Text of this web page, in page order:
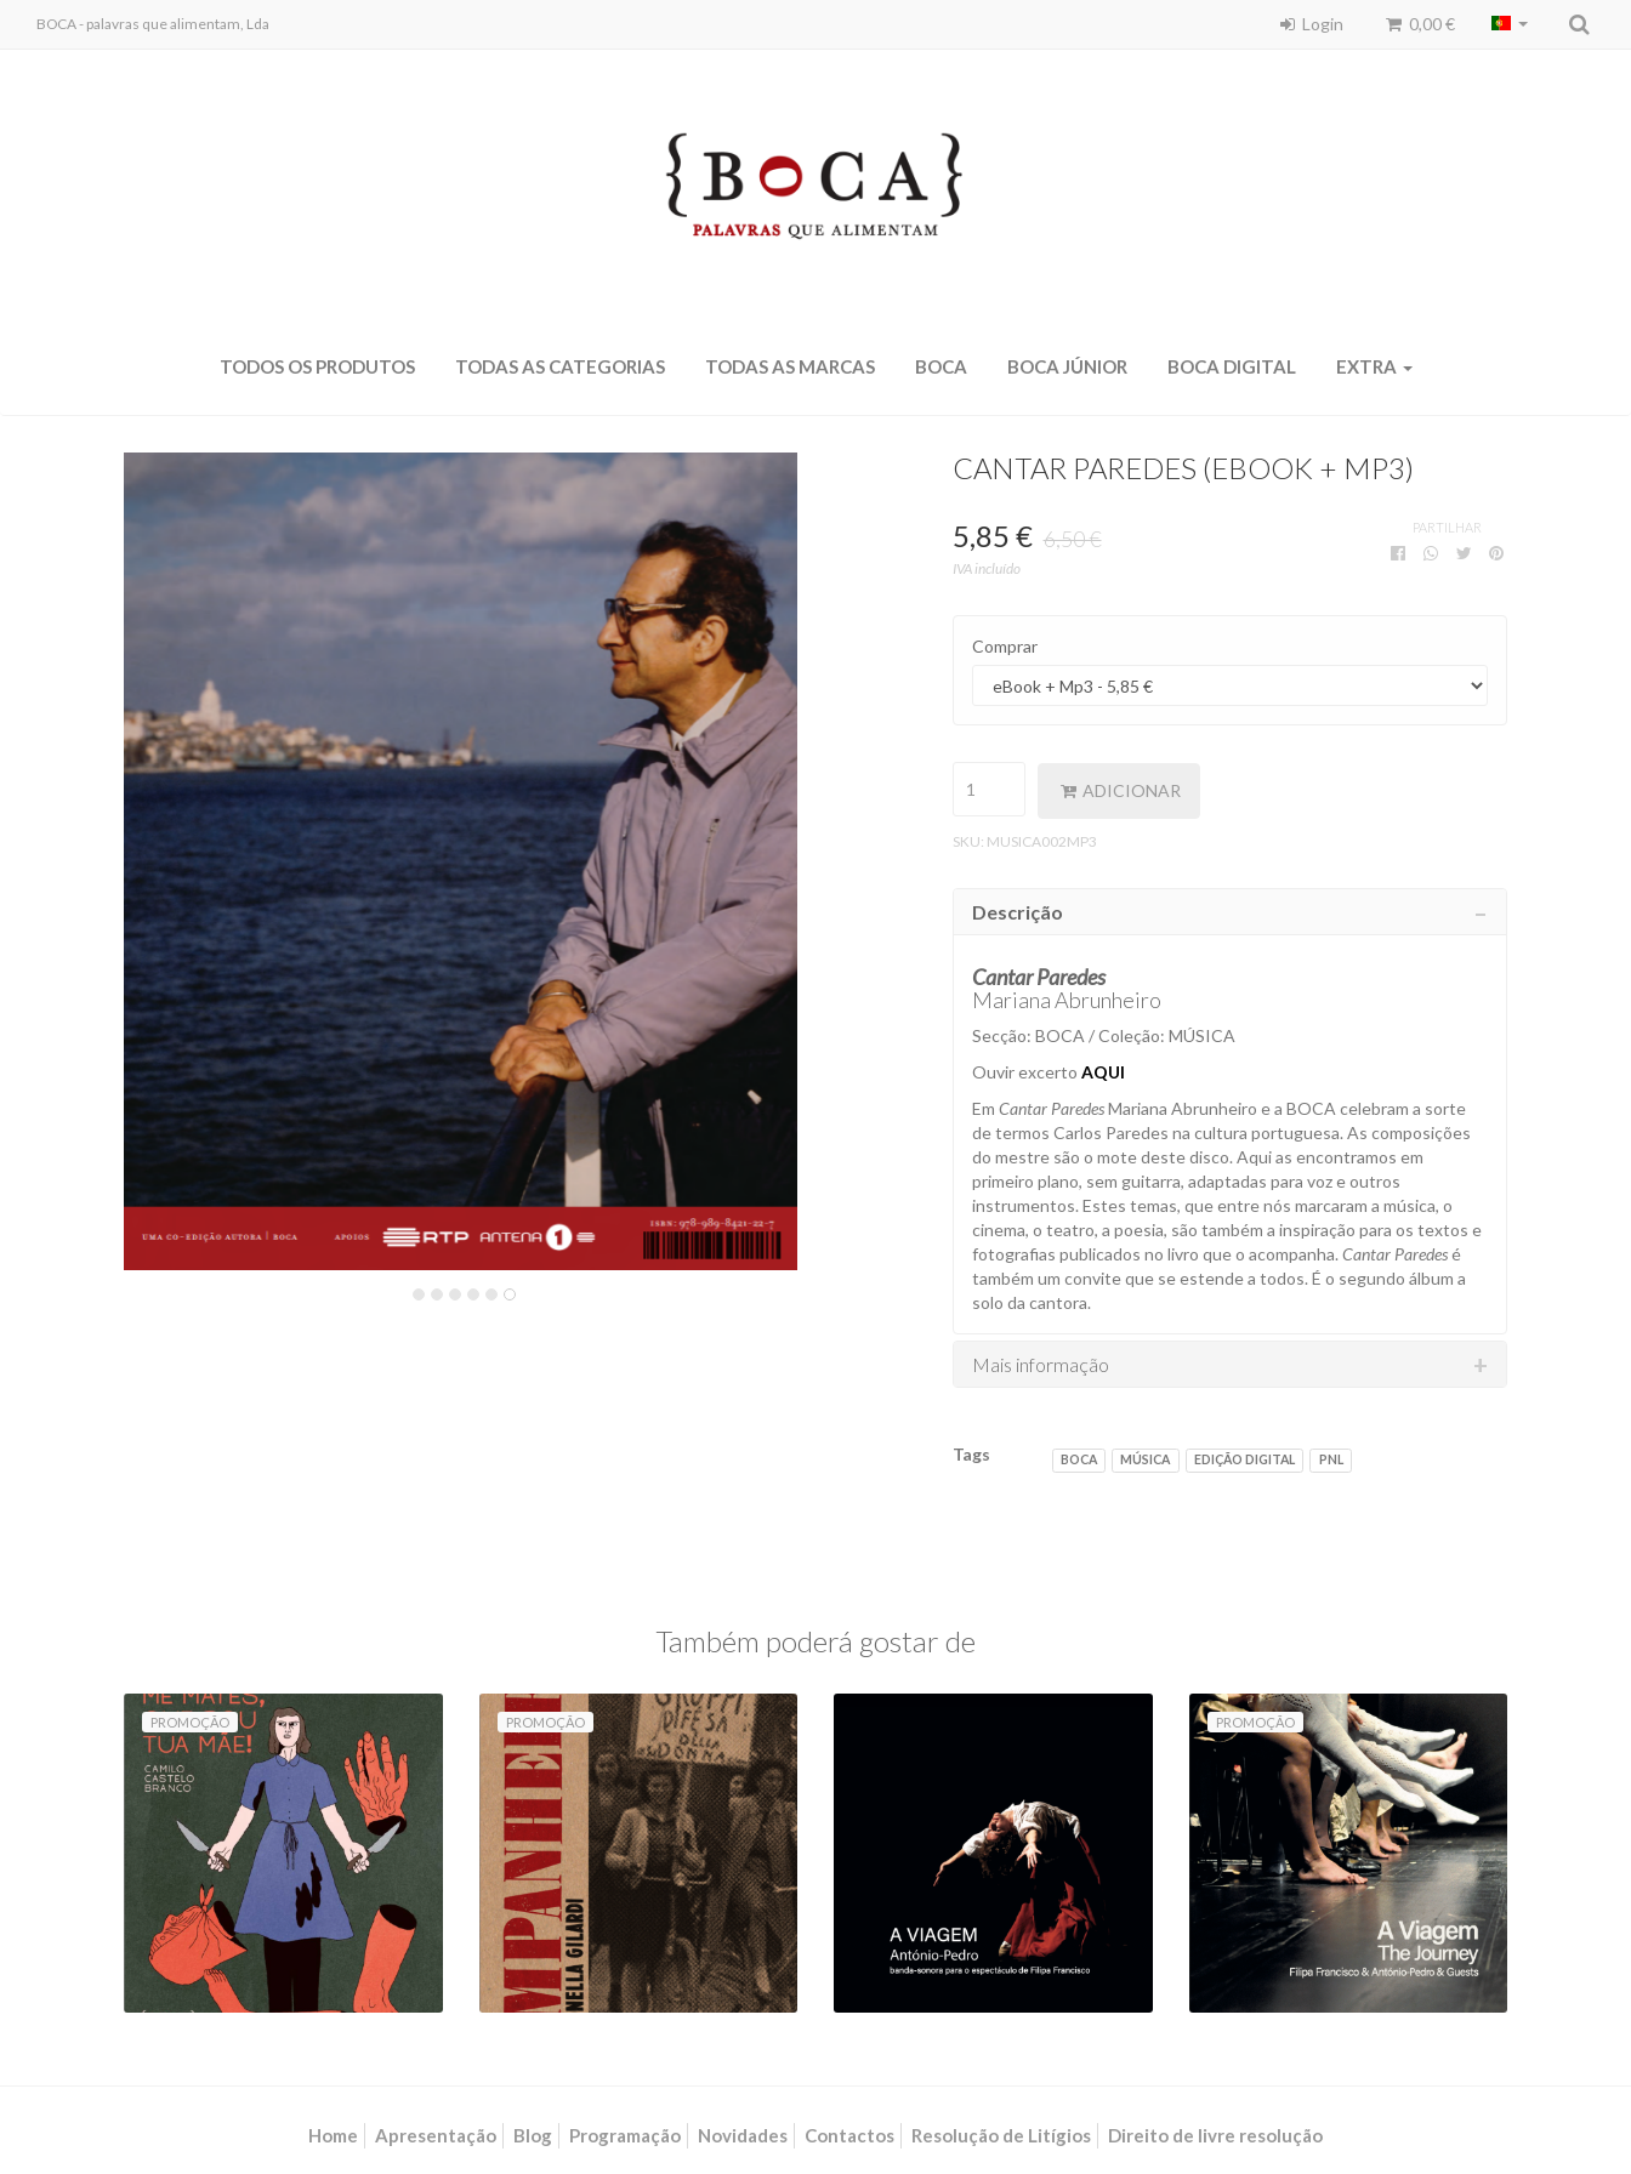
BOCA - palavras que alimentam, Lda Login 0,00 €
TODOS OS PRODUTOS TODAS AS CATEGORIAS TODAS AS MARCAS BOCA BOCA JÚNIOR BOCA DIGITAL EXTRA
CANTAR PAREDES (EBOOK + MP3)
5,85 € 6,50 €
IVA incluído
PARTILHAR
Comprar
ADICIONAR
SKU: MUSICA002MP3
Descrição
Cantar Paredes
Mariana Abrunheiro
Secção: BOCA / Coleção: MÚSICA
Ouvir excerto AQUI
Em Cantar ParedesMariana Abrunheiro e a BOCA celebram a sorte
de termos Carlos Paredes na cultura portuguesa. As composições
do mestre são o mote deste disco. Aqui as encontramos em
primeiro plano, sem guitarra, adaptadas para voz e outros
instrumentos. Estes temas, que entre nós marcaram a música, o
cinema, o teatro, a poesia, são também a inspiração para os textos e
fotografias publicados no livro que o acompanha.Cantar Paredesé
também um convite que se estende a todos. É o segundo álbum a
solo da cantora.
Mais informação
Tags BOCA MÚSICA EDIÇÃO DIGITAL PNL
Também poderá gostar de
PROMOÇÃO
MARIA! NÃO ME
MATES, QUE SOU TUA
MÃE!
10,80 € 12,00 €
PROMOÇÃO
COMPANHEIRAS
(LIVRO & AUDIOLIVRO)
11,70 € 13,00 €
A VIAGEM (VINIL
DUPLO)
PROMOÇÃO
A VIAGEM (LIVRO COM
MÚSICA) / THE
JOURNEY (BOOK WITH
MUSIC)
11,25 € 12,50 €
Home Apresentação Blog Programação Novidades Contactos Resolução de Litígios Direito de livre resolução